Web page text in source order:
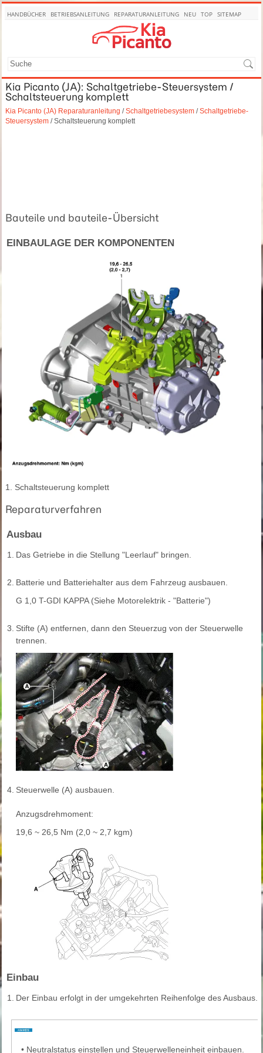
HANDBÜCHER BETRIEBSANLEITUNG REPARATURANLEITUNG NEU TOP SITEMAP
Kia Picanto (JA): Schaltgetriebe-Steuersystem /
Schaltsteuerung komplett
Kia Picanto (JA) Reparaturanleitung /Schaltgetriebesystem /Schaltgetriebe-
Steuersystem / Schaltsteuerung komplett
Bauteile und bauteile-Übersicht
EINBAULAGE DER KOMPONENTEN
1. Schaltsteuerung komplett
Reparaturverfahren
Ausbau
1. Das Getriebe in die Stellung "Leerlauf" bringen.
2. Batterie und Batteriehalter aus dem Fahrzeug ausbauen.
G 1,0 T-GDI KAPPA (Siehe Motorelektrik - "Batterie")
3. Stifte (A) entfernen, dann den Steuerzug von der Steuerwelle
trennen.
4. Steuerwelle (A) ausbauen.
Anzugsdrehmoment:
19,6 ~ 26,5 Nm (2,0 ~ 2,7 kgm)
Einbau
1. Der Einbau erfolgt in der umgekehrten Reihenfolge des Ausbaus.
• Neutralstatus einstellen und Steuerwelleneinheit einbauen.